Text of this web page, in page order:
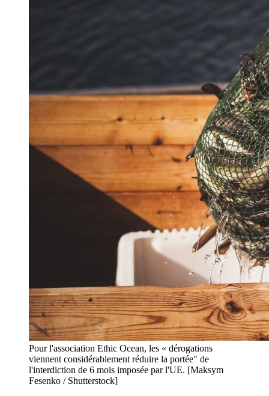
Pour l'association Ethic Ocean, les « dérogations
viennent considérablement réduire la portée" de
l'interdiction de 6 mois imposée par l'UE. [Maksym
Fesenko / Shutterstock]